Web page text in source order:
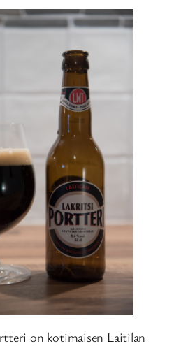
on kotimaisen Laitilan